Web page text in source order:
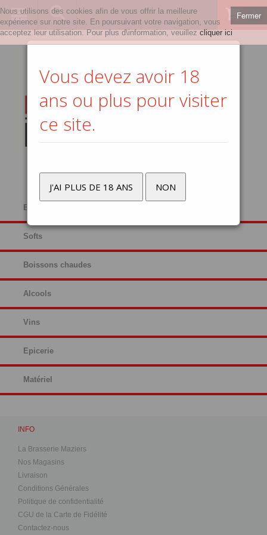
0
Bières
Softs
Boissons chaudes
Alcools
Vins
Epicerie
Matériel
Vous devez avoir 18
ans ou plus pour visiter
ce site.
J'AI PLUS DE 18 ANS NON
INFO
La Brasserie Maziers
Nos Magasins
Livraison
Conditions Générales
Politique de confidentialité
CGU de la Carte de Fidélité
Contactez-nous
Fermer
Nous utilisons des cookies afin de vous offrir la meilleure
expérience sur notre site. En poursuivant votre navigation, vous
acceptez leur utilisation. Pour plus d\information, veuillez cliquer ici